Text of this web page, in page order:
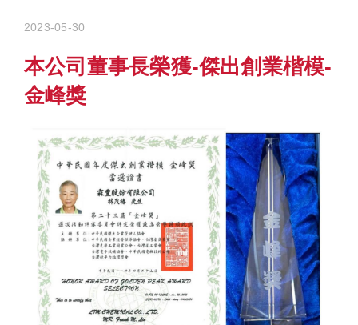
2023-05-30
本公司董事長榮獲-傑出創業楷模-
金峰獎